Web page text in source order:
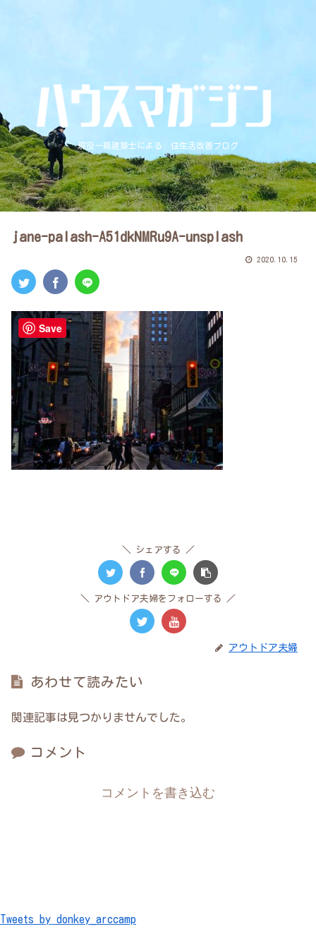
現役一級建築士による 住生活改善ブログ
jane-palash-A51dkNMRu9A-unsplash
2020.10.15
シェアする
アウトドア夫婦をフォローする
アウトドア夫婦
あわせて読みたい
関連記事は見つかりませんでした。
コメント
コメントを書き込む
Tweets by donkey_arccamp
Save